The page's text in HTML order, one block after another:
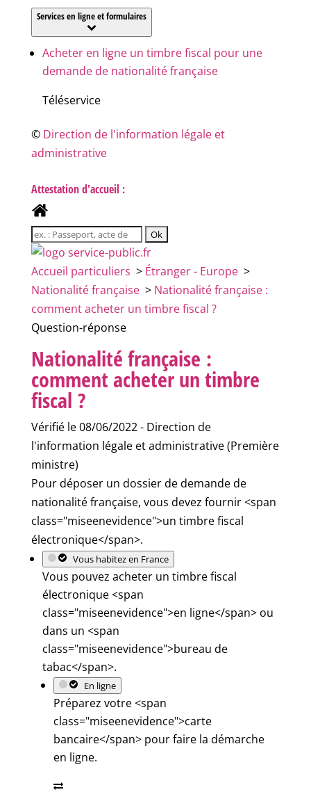
Services en ligne et formulaires
Acheter en ligne un timbre fiscal pour une
demande de nationalité française
Téléservice
© Direction de l'information légale et
administrative
Attestation d'accueil :
Accueil particuliers > Étranger - Europe >
Nationalité française > Nationalité française :
comment acheter un timbre fiscal ?
Question-réponse
Nationalité française :
comment acheter un timbre
fiscal ?
Vérifié le 08/06/2022 - Direction de
l'information légale et administrative (Première
ministre)
Pour déposer un dossier de demande de
nationalité française, vous devez fournir <span
class="miseenevidence">un timbre fiscal
électronique</span>.
Vous habitez en France
Vous pouvez acheter un timbre fiscal
électronique <span
class="miseenevidence">en ligne</span> ou
dans un <span
class="miseenevidence">bureau de
tabac</span>.
En ligne
Préparez votre <span
class="miseenevidence">carte
bancaire</span> pour faire la démarche
en ligne.